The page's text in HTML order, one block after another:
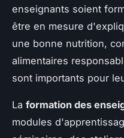
enseignants soient
être en mesure
une bonne nutrition,
alimentaires
sont importants pour
La formation des
modules